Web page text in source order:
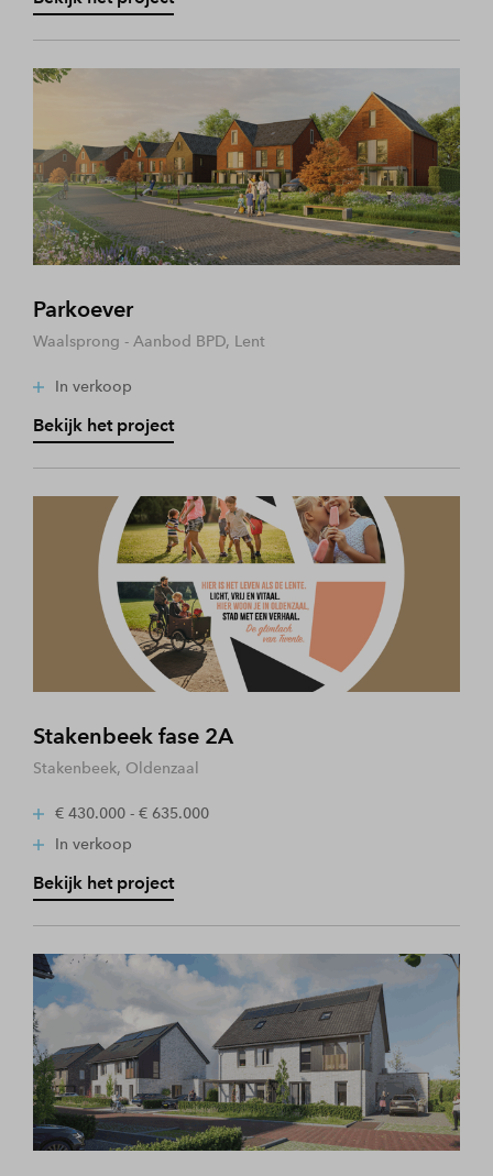
Parkoever
Waalsprong - Aanbod BPD, Lent
In verkoop
Bekijk het project
Stakenbeek fase 2A
Stakenbeek, Oldenzaal
€ 430.000 - € 635.000
In verkoop
Bekijk het project